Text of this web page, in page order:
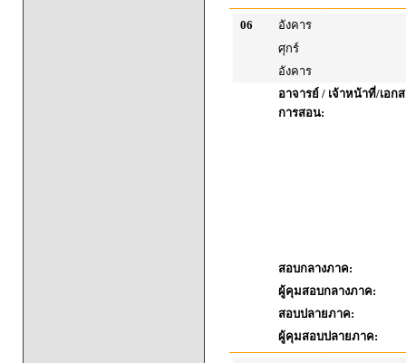
06
อังคาร
ศุกร์
อังคาร
อาจารย์ / เจ้าหน้าที่/เอก
การสอน:
สอบกลางภาค:
ผู้คุมสอบกลางภาค:
สอบปลายภาค:
ผู้คุมสอบปลายภาค: